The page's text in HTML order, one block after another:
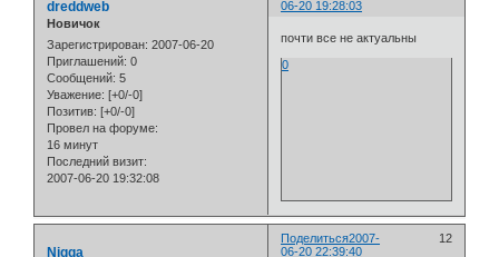
06-20 19:28:03
dreddweb
Новичок
Зарегистрирован: 2007-06-20
Приглашений: 0
Сообщений: 5
Уважение: [+0/-0]
Позитив: [+0/-0]
Провел на форуме:
16 минут
Последний визит:
2007-06-20 19:32:08
почти все не актуальны
0
Поделиться 12
2007-
06-20 22:39:40
Nigga